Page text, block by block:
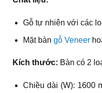
Gỗ tự nhiên với các
Mặt bàn gỗ Veneer
Kích thước: Bàn có 2
Chiều dài (W): 1600